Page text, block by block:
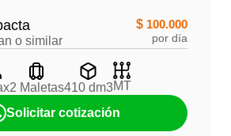
o similar
$ 100.000
por día
2 Maletas410 dm3MT
Solicitar cotización